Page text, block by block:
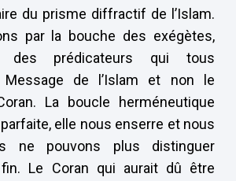
du prisme diffractif de l’Islam.
par la bouche des exégètes,
des prédicateurs qui tous
de l’Islam et non le
La boucle herméneutique
elle nous enserre et nous
ne pouvons plus distinguer
fin. Le Coran qui aurait dû être